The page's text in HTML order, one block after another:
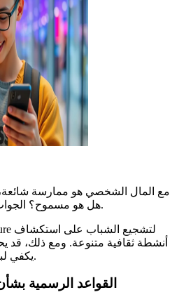
هل هو مسموح؟ الجواب هو نعم، في بعض الحالات.
أنشطة ثقافية متنوعة. ومع ذلك،
يكفي لبعض المشتريات أو التجارب.
القواعد الرسمية